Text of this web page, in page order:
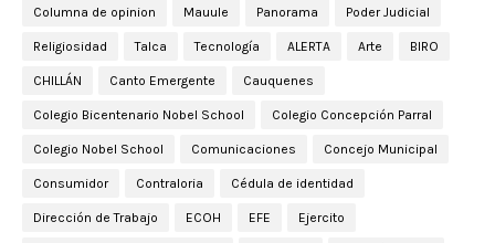
Columna de opinion Mauule Panorama Poder Judicial
Religiosidad Talca Tecnología ALERTA Arte BIRO
CHILLÁN Canto Emergente Cauquenes
Colegio Bicentenario Nobel School Colegio Concepción Parral
Colegio Nobel School Comunicaciones Concejo Municipal
Consumidor Contraloria Cédula de identidad
Dirección de Trabajo ECOH EFE Ejercito